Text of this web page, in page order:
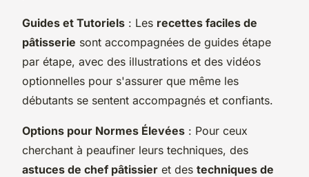
Guides et Tutoriels : Les recettes faciles de
pâtisserie sont accompagnées de guides étape
par étape, avec des illustrations et des vidéos
optionnelles pour s'assurer que même les
débutants se sentent accompagnés et confiants.
Options pour Normes Élevées : Pour ceux
cherchant à peaufiner leurs techniques, des
astuces de chef pâtissier et des techniques de